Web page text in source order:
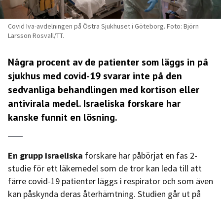
Covid Iva-avdelningen på Östra Sjukhuset i Göteborg. Foto: Björn
Larsson Rosvall/TT.
Några procent av de patienter som läggs in på
sjukhus med covid-19 svarar inte på den
sedvanliga behandlingen med kortison eller
antivirala medel. Israeliska forskare har
kanske funnit en lösning.
En grupp israeliska forskare har påbörjat en fas 2-
studie för ett läkemedel som de tror kan leda till att
färre covid-19 patienter läggs i respirator och som även
kan påskynda deras återhämtning. Studien går ut på